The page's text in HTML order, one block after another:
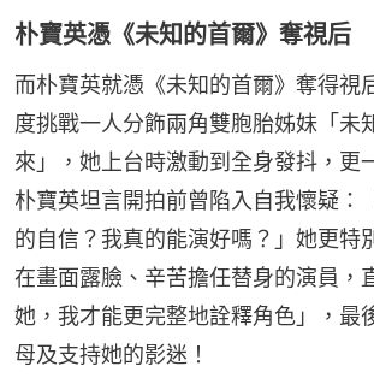
朴寶英憑《未知的首爾》奪視后
而朴寶英就憑《未知的首爾》奪得視
度挑戰一人分飾兩角雙胞胎姊妹「未
來」，她上台時激動到全身發抖，更
朴寶英坦言開拍前曾陷入自我懷疑：
的自信？我真的能演好嗎？」她更特
在畫面露臉、辛苦擔任替身的演員，
她，我才能更完整地詮釋角色」，最
母及支持她的影迷！